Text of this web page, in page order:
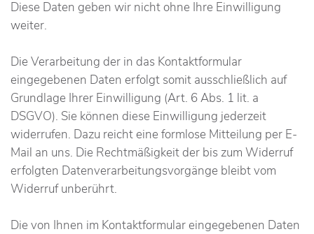
Diese Daten geben wir nicht ohne Ihre Einwilligung
weiter.
Die Verarbeitung der in das Kontaktformular
eingegebenen Daten erfolgt somit ausschließlich auf
Grundlage Ihrer Einwilligung (Art. 6 Abs. 1 lit. a
DSGVO). Sie können diese Einwilligung jederzeit
widerrufen. Dazu reicht eine formlose Mitteilung per E-
Mail an uns. Die Rechtmäßigkeit der bis zum Widerruf
erfolgten Datenverarbeitungsvorgänge bleibt vom
Widerruf unberührt.
Die von Ihnen im Kontaktformular eingegebenen Daten